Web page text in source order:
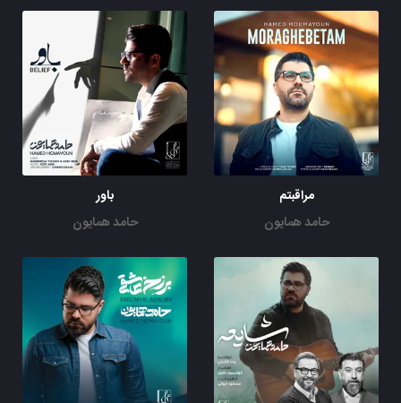
مراقبتم
حامد همایون
باور
حامد همایون